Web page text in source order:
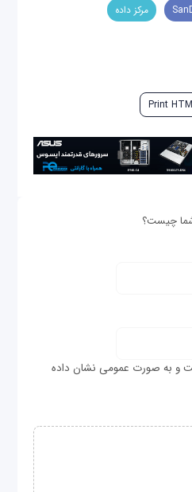
مرکز داده
Print
چیست؟
و به صورت عمومی نشان داده